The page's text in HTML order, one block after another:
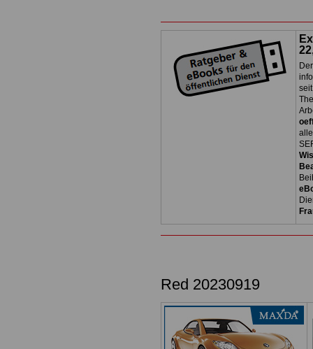
Red 20230919